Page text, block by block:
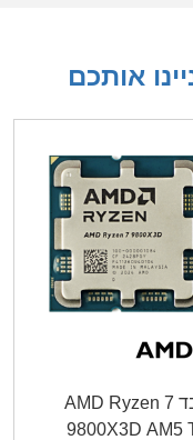
אותכם
מעבד AMD Ryzen 7
9800X3D AM5